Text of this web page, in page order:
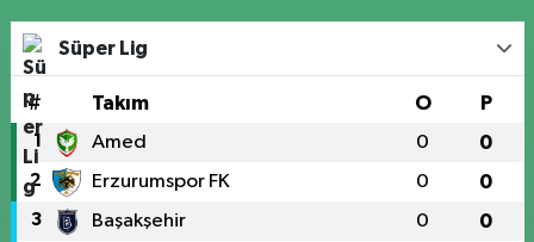
Süper Lig
# Takım O P
1 Amed 0 0
2 Erzurumspor FK 0 0
3 Başakşehir 0 0